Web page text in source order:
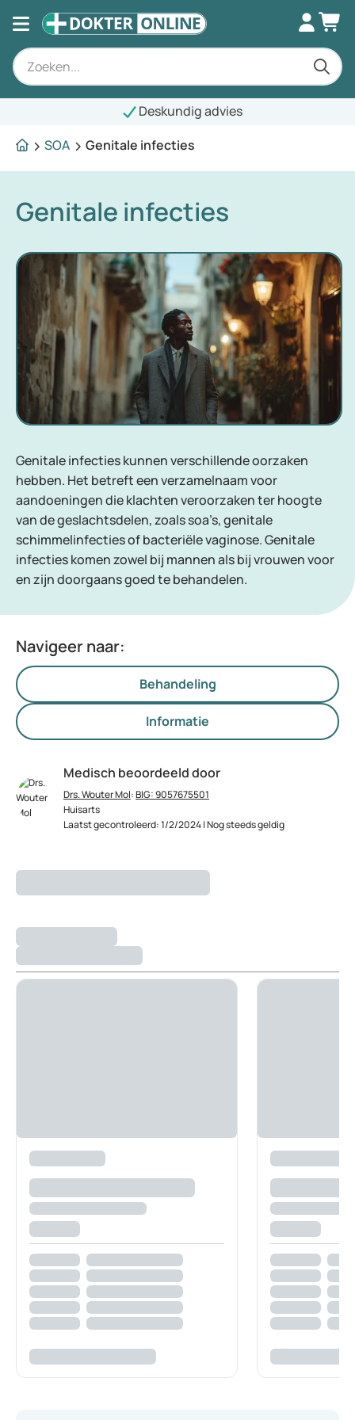
Deskundig advies
SOA
Genitale infecties
Genitale infecties
Genitale infecties kunnen verschillende oorzaken
hebben. Het betreft een verzamelnaam voor
aandoeningen die klachten veroorzaken ter hoogte
van de geslachtsdelen, zoals soa’s, genitale
schimmelinfecties of bacteriële vaginose. Genitale
infecties komen zowel bij mannen als bij vrouwen voor
en zijn doorgaans goed te behandelen.
Navigeer naar:
Behandeling
Informatie
Medisch beoordeeld door
Drs. Wouter Mol:BIG: 9057675501
Huisarts
Laatst gecontroleerd: 1/2/2024 | Nog steeds geldig